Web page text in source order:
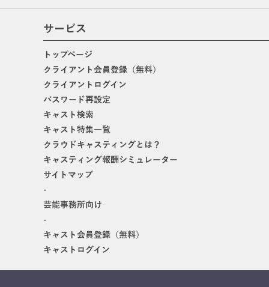
サービス
トップページ
クライアント会員登録（無料）
クライアントログイン
パスワード再設定
キャスト検索
キャスト特集一覧
クラウドキャスティングとは？
キャスティング報酬シミュレーター
サイトマップ
-
芸能事務所向け
-
キャスト会員登録（無料）
キャストログイン